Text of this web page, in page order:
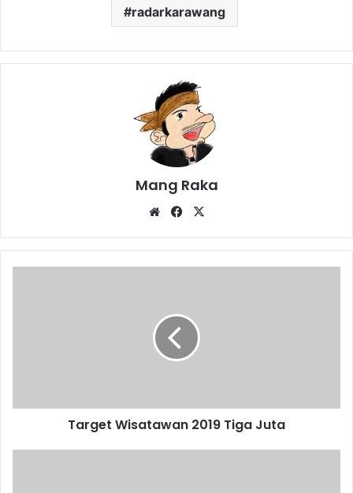
radarkarawang
Mang Raka
WebsiteFacebook
Target Wisatawan 2019 Tiga Juta